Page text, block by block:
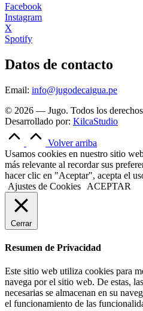
Facebook
Instagram
X
Spotify
Datos de contacto
Email: info@jugodecaigua.pe
© 2026 — Jugo. Todos los derechos
Desarrollado por: KilcaStudio
Volver arriba
Usamos cookies en nuestro sitio
más relevante al recordar sus
hacer clic en "Aceptar", acepta el
Ajustes de Cookies
ACEPTAR
Cerrar
Resumen de Privacidad
Este sitio web utiliza cookies para
navega por el sitio web. De estas,
necesarias se almacenan en su
el funcionamiento de las